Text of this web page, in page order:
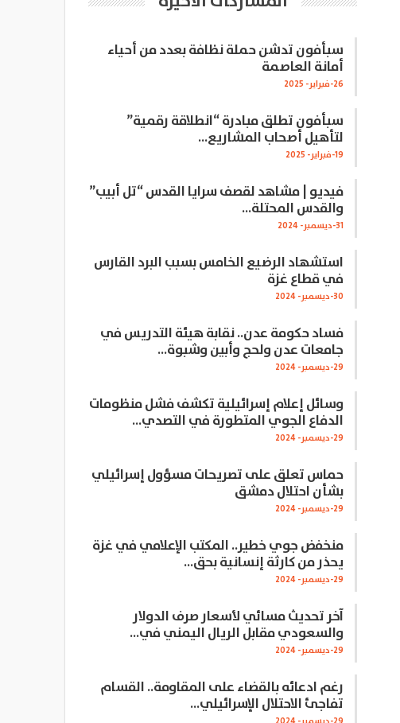
سبأفون تدشن حملة نظافة بعدد من أحياء
أمانة العاصمة
26-فبراير- 2025
سبأفون تطلق مبادرة “انطلاقة رقمية”
لتأهيل أصحاب المشاريع…
19-فبراير- 2025
فيديو | مشاهد لقصف سرايا القدس “تل أبيب”
والقدس المحتلة…
31-ديسمبر- 2024
استشهاد الرضيع الخامس بسبب البرد القارس
في قطاع غزة
30-ديسمبر- 2024
فساد حكومة عدن.. نقابة هيئة التدريس في
جامعات عدن ولحج وأبين وشبوة…
29-ديسمبر- 2024
وسائل إعلام إسرائيلية تكشف فشل منظومات
الدفاع الجوي المتطورة في التصدي…
29-ديسمبر- 2024
حماس تعلق على تصريحات مسؤول إسرائيلي
بشأن احتلال دمشق
29-ديسمبر- 2024
منخفض جوي خطير.. المكتب الإعلامي في غزة
يحذر من كارثة إنسانية بحق…
29-ديسمبر- 2024
آخر تحديث مسائي لأسعار صرف الدولار
والسعودي مقابل الريال اليمني في…
29-ديسمبر- 2024
رغم ادعائه بالقضاء على المقاومة.. القسام
تفاجئ الاحتلال الإسرائيلي…